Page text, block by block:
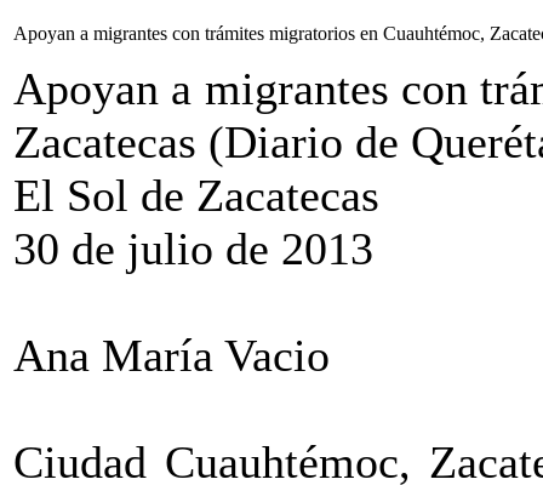
Apoyan a migrantes con trámites migratorios en Cuauhtémoc,
Apoyan a migrantes con
Zacatecas (Diario de
El Sol de Zacatecas
30 de julio de 2013
Ana María Vacio
Ciudad Cuauhtémoc,